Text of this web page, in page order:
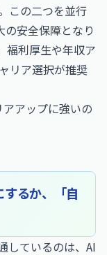
この二つを並行
の安全保障となり
福利厚生や年収ア
リア選択が推奨
アップに強いの
るか、「自
しているのは、AI